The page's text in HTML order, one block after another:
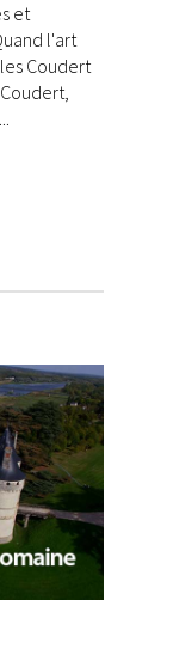
et
l'art
Coudert